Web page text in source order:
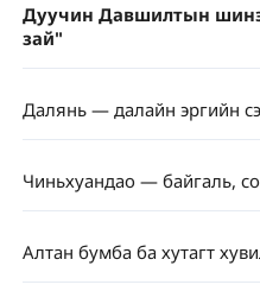
Дуучин Давшилтын шинэ
зай"
Далянь — далайн эргийн
Чиньхуандао — байгаль,
Алтан бумба ба хутагт